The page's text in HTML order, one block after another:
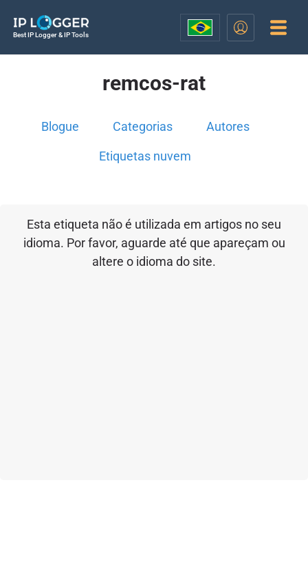
Best IP Logger & IP Tools
remcos-rat
Blogue Categorias Autores
Etiquetas nuvem